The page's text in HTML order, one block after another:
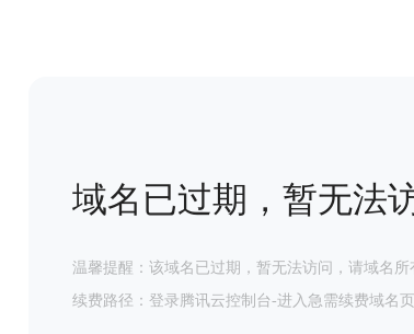
域名已过期，暂无法
温馨提醒：该域名已过期，暂无法访问，请域名
续费路径：登录腾讯云控制台-进入急需续费域名